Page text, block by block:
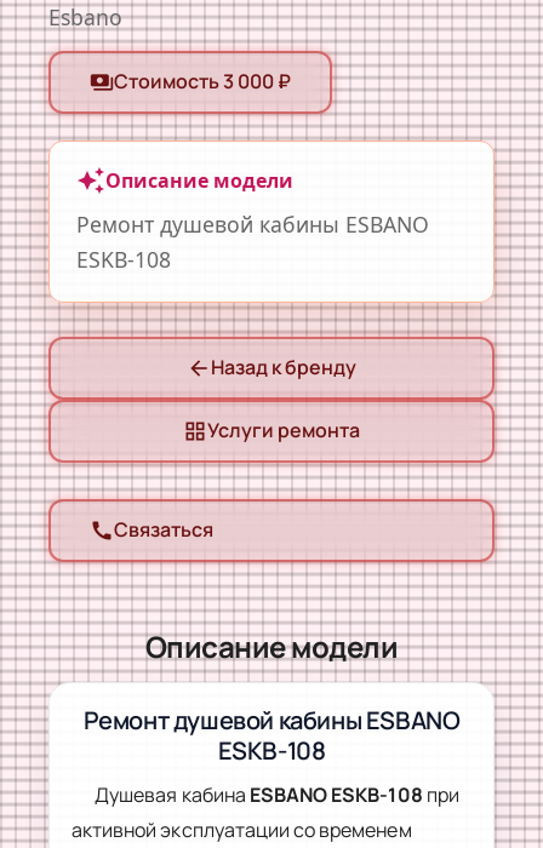
Esbano
paymentsСтоимость 3 000 ₽
auto_awesomeОписание модели
Ремонт душевой кабины ESBANO
ESKB-108
arrow_back Назад к бренду
grid_viewУслуги ремонта
callСвязаться
Описание модели
Ремонт душевой кабины ESBANO
ESKB-108
Душевая кабина ESBANO ESKB-108 при
активной эксплуатации со временем